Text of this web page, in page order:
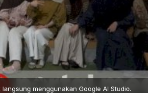
menggunakan Google AI Studio.